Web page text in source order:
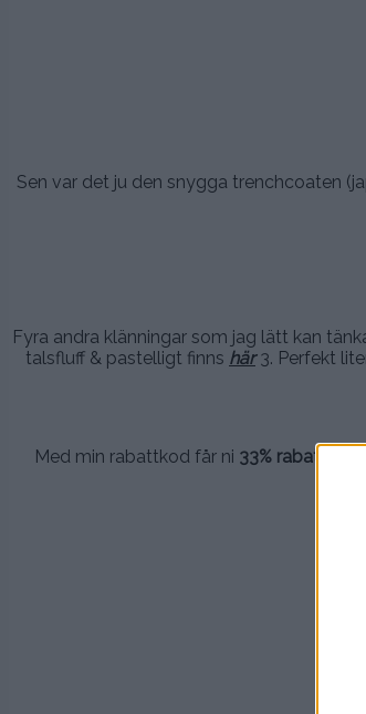
Sen var det ju den snygga trenchcoaten
Fyra andra klänningar som jag lätt kan
talsfluff & pastelligt finns här3. Perfekt
Med min rabattkod får ni 33% rabatt på